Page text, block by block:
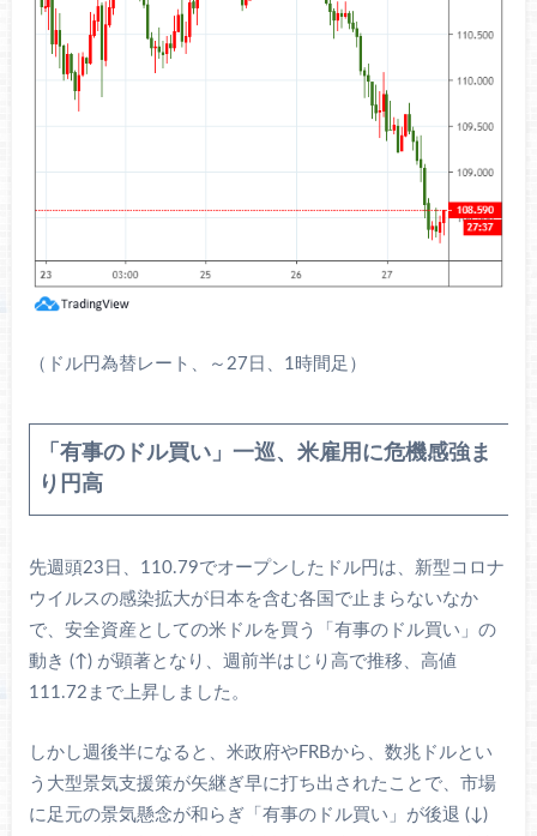
（ドル円為替レート、～27日、1時間足）
「有事のドル買い」一巡、米雇用に危機感強ま
り円高
先週頭23日、110.79でオープンしたドル円は、新型コロナ
ウイルスの感染拡大が日本を含む各国で止まらないなか
で、安全資産としての米ドルを買う「有事のドル買い」の
動き (↑) が顕著となり、週前半はじり高で推移、高値
111.72まで上昇しました。
しかし週後半になると、米政府やFRBから、数兆ドルとい
う大型景気支援策が矢継ぎ早に打ち出されたことで、市場
に足元の景気懸念が和らぎ「有事のドル買い」が後退 (↓)